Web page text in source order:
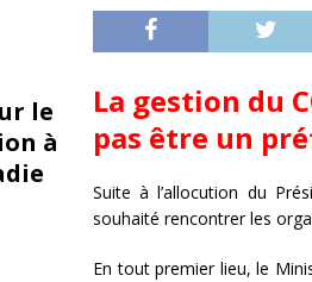
La gestion du
pas être un
Suite à l’allocution du
souhaité rencontrer les
En tout premier lieu, le
le
à